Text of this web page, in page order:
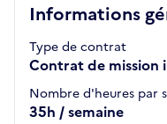
Informations
Type de contrat
Contrat de mission
Nombre d'heures par
35h / semaine